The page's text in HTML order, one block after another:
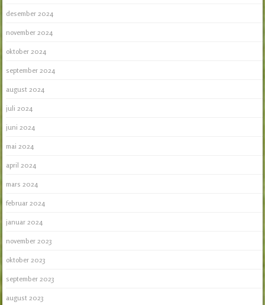
desember 2024
november 2024
oktober 2024
september 2024
august 2024
juli 2024
juni 2024
mai 2024
april 2024
mars 2024
februar 2024
januar 2024
november 2023
oktober 2023
september 2023
august 2023